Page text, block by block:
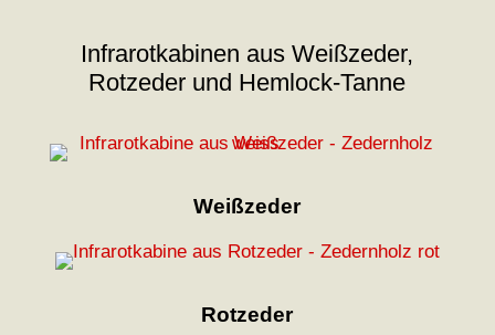
Infrarotkabinen aus Weißzeder,
Rotzeder und Hemlock-Tanne
Weißzeder
Rotzeder